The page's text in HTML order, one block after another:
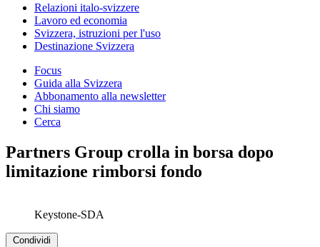
Relazioni italo-svizzere
Lavoro ed economia
Svizzera, istruzioni per l'uso
Destinazione Svizzera
Focus
Guida alla Svizzera
Abbonamento alla newsletter
Chi siamo
Cerca
Partners Group crolla in borsa dopo
limitazione rimborsi fondo
Keystone-SDA
Condividi